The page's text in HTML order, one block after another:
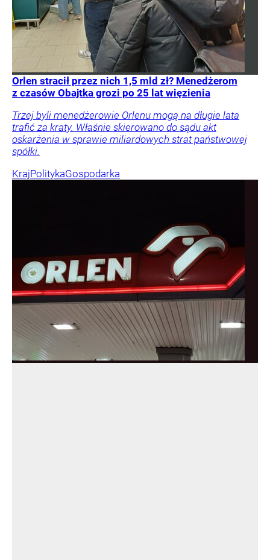
Orlen stracił przez nich 1,5 mld zł? Menedżerom
z czasów Obajtka grozi po 25 lat więzienia
Trzej byli menedżerowie Orlenu mogą na długie lata
trafić za kraty. Właśnie skierowano do sądu akt
oskarżenia w sprawie miliardowych strat państwowej
spółki.
KrajPolitykaGospodarka